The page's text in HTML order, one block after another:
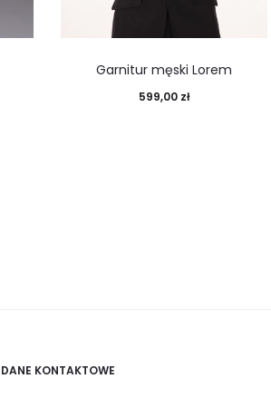
Garnitur męski Lorem
599,00 zł
DANE KONTAKTOWE